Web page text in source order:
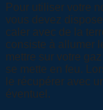
Pour utiliser votre
vous devez
caler avec de la
consiste à allumer
mettre sur votre
se mette en feu.
le récupérer avec
éventuel.